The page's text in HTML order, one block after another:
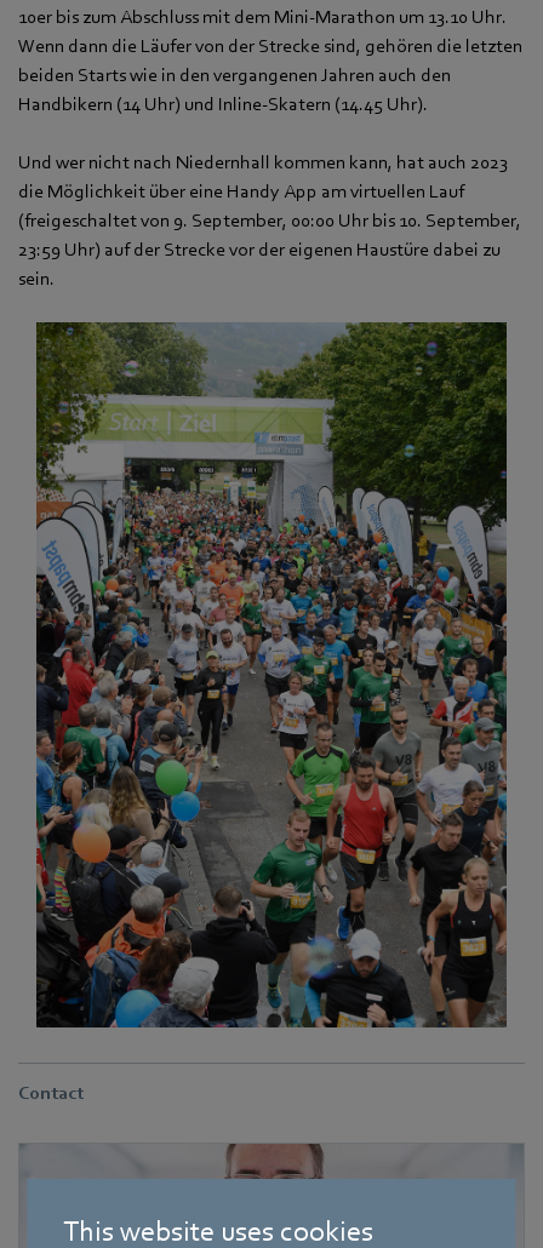
This website uses cookies
10er bis zum Abschluss mit dem Mini-Marathon um 13.10 Uhr.
Wenn dann die Läufer von der Strecke sind, gehören die letzten
beiden Starts wie in den vergangenen Jahren auch den
Handbikern (14 Uhr) und Inline-Skatern (14.45 Uhr).
Und wer nicht nach Niedernhall kommen kann, hat auch 2023
die Möglichkeit über eine Handy App am virtuellen Lauf
(freigeschaltet von 9. September, 00:00 Uhr bis 10. September,
23:59 Uhr) auf der Strecke vor der eigenen Haustüre dabei zu
sein.
Contact